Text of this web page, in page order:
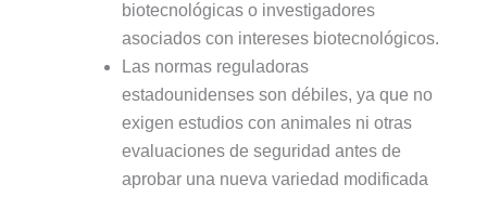
biotecnológicas o investigadores
asociados con intereses biotecnológicos.
Las normas reguladoras
estadounidenses son débiles, ya que no
exigen estudios con animales ni otras
evaluaciones de seguridad antes de
aprobar una nueva variedad modificada